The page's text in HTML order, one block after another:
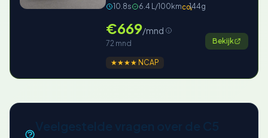
10.8s 6.4 L/100kmCO₂144g
€669/mnd
72 mnd Bekijk
★★★★ NCAP